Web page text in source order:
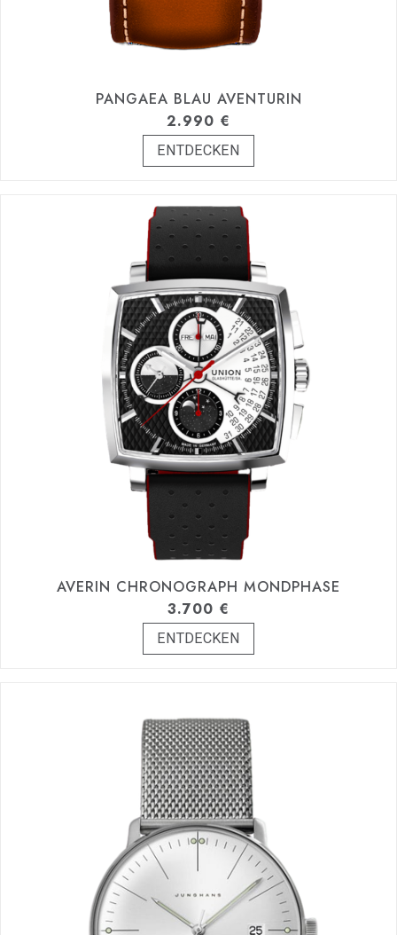
PANGAEA BLAU AVENTURIN
2.990 €
ENTDECKEN
AVERIN CHRONOGRAPH MONDPHASE
3.700 €
ENTDECKEN